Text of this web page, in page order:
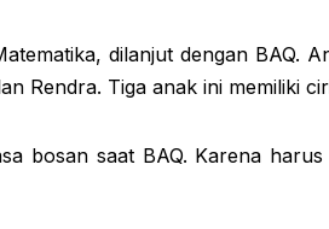
dilanjut dengan BAQ.
Rendra. Tiga anak ini memiliki
bosan saat BAQ. Karena